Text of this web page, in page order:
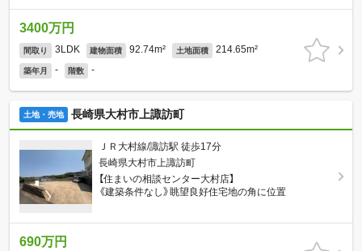
3400万円
間取り 3LDK 建物面積 92.74m² 土地面積 214.65m²
築年月 - 階数 -
土地・売地 長崎県大村市上諏訪町
ＪＲ大村線/諏訪駅 徒歩17分
長崎県大村市上諏訪町
【住まいの相談センター大村店】
《建築条件なし》眺望良好住宅地の角に位置
690万円